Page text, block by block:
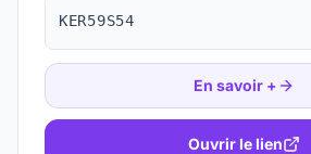
KER59S54
En savoir +
Ouvrir le lien